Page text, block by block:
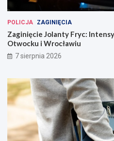
POLICJA ZAGINIĘCIA
Zaginięcie Jolanty Fryc:
Otwocku i Wrocławiu
7 sierpnia 2026